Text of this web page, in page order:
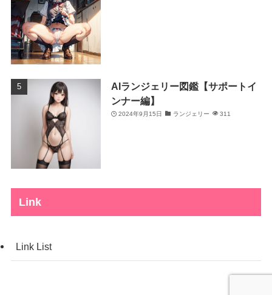
AIランジェリー図鑑【サポートイ
ンナー編】
2024年9月15日 ランジェリー 311
Link
Link List